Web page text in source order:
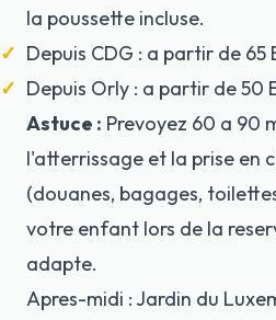
la poussette incluse.
Depuis CDG : a partir de 65
Depuis Orly : a partir de 50
Astuce : Prevoyez 60 a 90
l'atterrissage et la prise en
(douanes, bagages,
votre enfant lors de la
adapte.
Apres-midi : Jardin du